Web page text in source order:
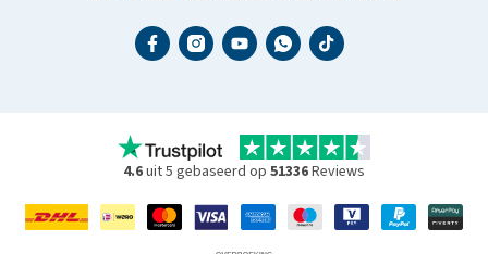
4.6uit 5 gebaseerd op 51336Reviews